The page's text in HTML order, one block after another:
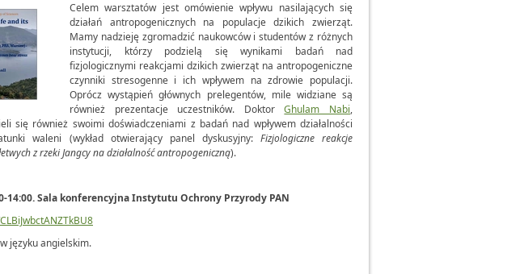
Celem warsztatów jest omówienie wpływu nasilających się
działań antropogenicznych na populacje dzikich zwierząt.
Mamy nadzieję zgromadzić naukowców i studentów z różnych
instytucji, którzy podzielą się wynikami badań nad
fizjologicznymi reakcjami dzikich zwierząt na antropogeniczne
czynniki stresogenne i ich wpływem na zdrowie populacji.
Oprócz wystąpień głównych prelegentów, mile widziane są
również prezentacje uczestników. DoktorGhulam Nabi,
się również swoimi doświadczeniami z badań nad wpływem działalności
waleni (wykład otwierający panel dyskusyjny: Fizjologiczne reakcje
z rzeki Jangcy na działalność antropogeniczną).
14:00. Sala konferencyjna Instytutu Ochrony Przyrody PAN
języku angielskim.